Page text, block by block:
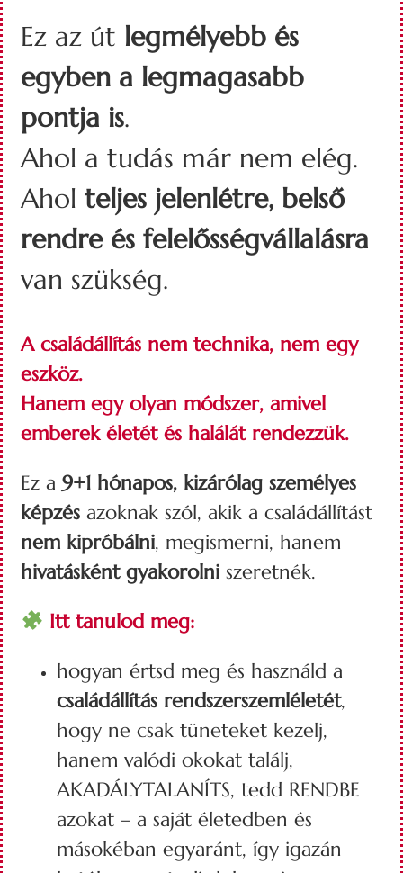
Ez az út legmélyebb és
egyben a legmagasabb
pontja is.
Ahol a tudás már nem elég.
Ahol teljes jelenlétre, belső
rendre és felelősségvállalásra
van szükség.
A családállítás nem technika, nem egy
eszköz.
Hanem egy olyan módszer, amivel
emberek életét és halálát rendezzük.
Ez a 9+1 hónapos, kizárólag személyes
képzés azoknak szól, akik a családállítást
nem kipróbálni, megismerni, hanem
hivatásként gyakorolniszeretnék.
Itt tanulod meg:
hogyan értsd meg és használd a
családállítás rendszerszemléletét,
hogy ne csak tüneteket kezelj,
hanem valódi okokat találj,
AKADÁLYTALANÍTS, tedd RENDBE
azokat – a saját életedben és
másokéban egyaránt, így igazán